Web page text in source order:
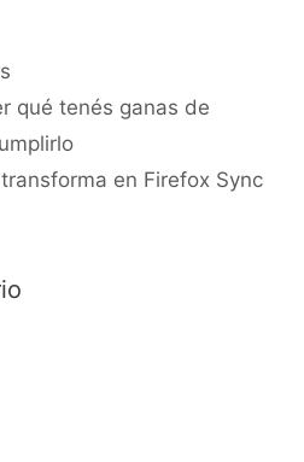
qué tenés ganas de
en Firefox Sync